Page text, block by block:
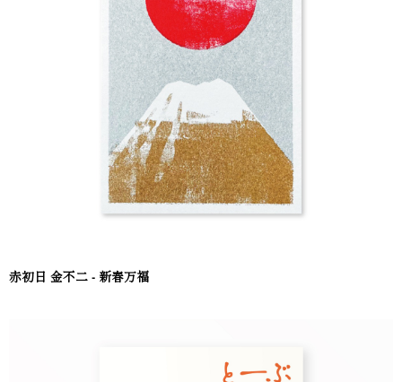
赤初日 金不二 - 新春万福